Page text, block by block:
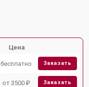
Цена
бесплатно Заказать
от 3500 ₽ Заказать